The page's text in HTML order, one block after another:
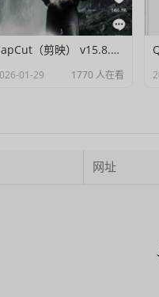
CapCut（剪映） v15.8.0 国际高级会员解锁破解版
01-29 1770 人在看